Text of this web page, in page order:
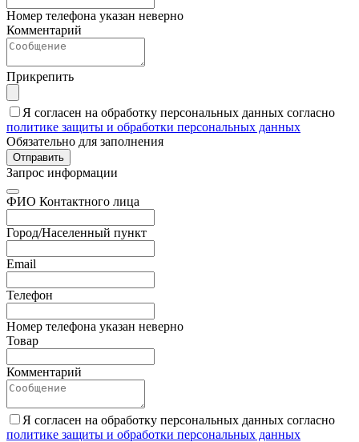
Номер телефона указан неверно
Комментарий
Прикрепить
Я согласен на обработку персональных данных согласно
политике защиты и обработки персональных данных
Обязательно для заполнения
Отправить
Запрос информации
ФИО Контактного лица
Город/Населенный пункт
Email
Телефон
Номер телефона указан неверно
Товар
Комментарий
Я согласен на обработку персональных данных согласно
политике защиты и обработки персональных данных